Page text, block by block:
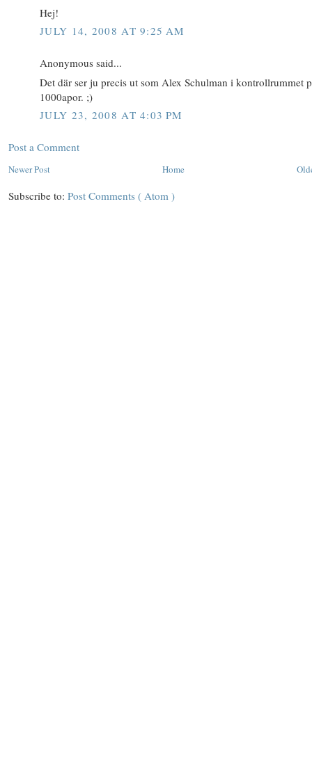
Hej!
JULY 14, 2008 AT 9:25 AM
Anonymous said...
Det där ser ju precis ut som Alex Schulman i kontrollrummet
1000apor. ;)
JULY 23, 2008 AT 4:03 PM
Post a Comment
Newer Post Home
Subscribe to: Post Comments ( Atom )